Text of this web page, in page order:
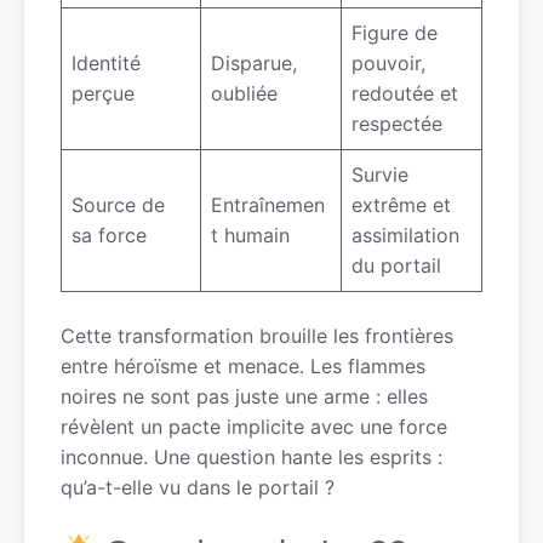
Identité
perçue
Disparue,
oubliée
Figure de
pouvoir,
redoutée et
respectée
Source de
sa force
Entraînemen
t humain
Survie
extrême et
assimilation
du portail
Cette transformation brouille les frontières
entre héroïsme et menace. Les flammes
noires ne sont pas juste une arme : elles
révèlent un pacte implicite avec une force
inconnue. Une question hante les esprits :
qu’a-t-elle vu dans le portail ?